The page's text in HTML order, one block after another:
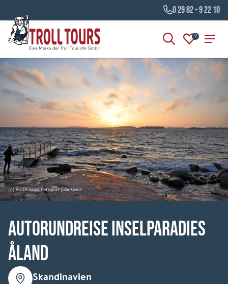
0 29 82 – 9 22 10
0
(c) Visitfinland, Fotograf: Julia Kivelä
Autorundreise Inselparadies
Åland
Skandinavien